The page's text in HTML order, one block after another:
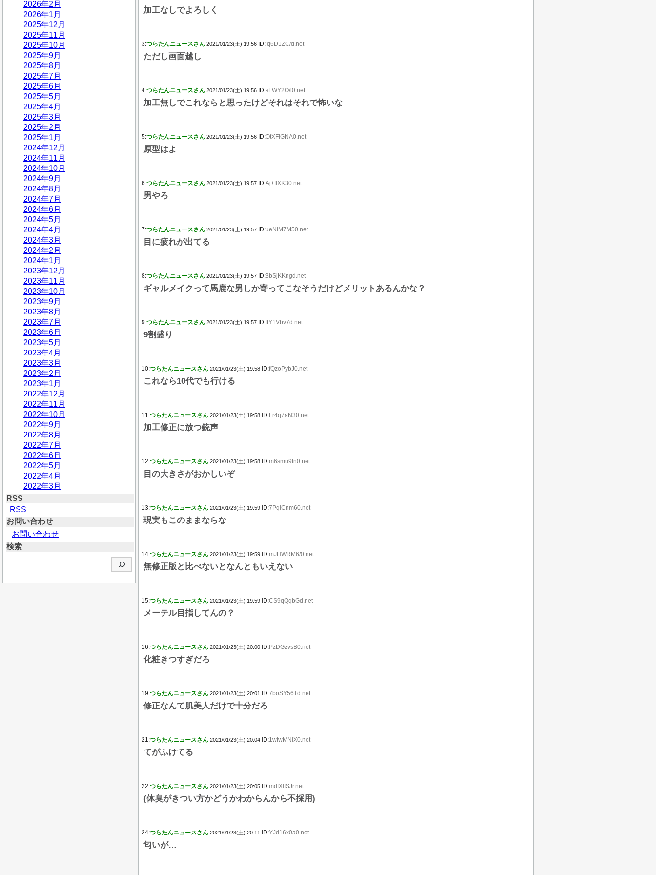
2026年2月
2026年1月
2025年12月
2025年11月
2025年10月
2025年9月
2025年8月
2025年7月
2025年6月
2025年5月
2025年4月
2025年3月
2025年2月
2025年1月
2024年12月
2024年11月
2024年10月
2024年9月
2024年8月
2024年7月
2024年6月
2024年5月
2024年4月
2024年3月
2024年2月
2024年1月
2023年12月
2023年11月
2023年10月
2023年9月
2023年8月
2023年7月
2023年6月
2023年5月
2023年4月
2023年3月
2023年2月
2023年1月
2022年12月
2022年11月
2022年10月
2022年9月
2022年8月
2022年7月
2022年6月
2022年5月
2022年4月
2022年3月
RSS
RSS
お問い合わせ
お問い合わせ
検索
加工なしでよろしく
3:つらたんニュースさん 2021/01/23(土) 19:56 ID:iq6D1ZC/d.net
ただし画面越し
4:つらたんニュースさん 2021/01/23(土) 19:56 ID:sFWY2O/l0.net
加工無しでこれならと思ったけどそれはそれで怖いな
5:つらたんニュースさん 2021/01/23(土) 19:56 ID:OtXFlGNA0.net
原型はよ
6:つらたんニュースさん 2021/01/23(土) 19:57 ID:Aj+flXK30.net
男やろ
7:つらたんニュースさん 2021/01/23(土) 19:57 ID:ueNIM7M50.net
目に疲れが出てる
8:つらたんニュースさん 2021/01/23(土) 19:57 ID:3bSjKKngd.net
ギャルメイクって馬鹿な男しか寄ってこなそうだけどメリットあるんかな？
9:つらたんニュースさん 2021/01/23(土) 19:57 ID:ftY1Vbv7d.net
9割盛り
10:つらたんニュースさん 2021/01/23(土) 19:58 ID:fQzoPybJ0.net
これなら10代でも行ける
11:つらたんニュースさん 2021/01/23(土) 19:58 ID:Fr4q7aN30.net
加工修正に放つ銃声
12:つらたんニュースさん 2021/01/23(土) 19:58 ID:m6smu9fn0.net
目の大きさがおかしいぞ
13:つらたんニュースさん 2021/01/23(土) 19:59 ID:7PqiCnm60.net
現実もこのままならな
14:つらたんニュースさん 2021/01/23(土) 19:59 ID:mJHWRM6/0.net
無修正版と比べないとなんともいえない
15:つらたんニュースさん 2021/01/23(土) 19:59 ID:CS9qQqbGd.net
メーテル目指してんの？
16:つらたんニュースさん 2021/01/23(土) 20:00 ID:PzDGzvsB0.net
化粧きつすぎだろ
19:つらたんニュースさん 2021/01/23(土) 20:01 ID:7boSY56Td.net
修正なんて肌美人だけで十分だろ
21:つらたんニュースさん 2021/01/23(土) 20:04 ID:1wIwMNiX0.net
てがふけてる
22:つらたんニュースさん 2021/01/23(土) 20:05 ID:mdfXlISJr.net
(体臭がきつい方かどうかわからんから不採用)
24:つらたんニュースさん 2021/01/23(土) 20:11 ID:YJd16x0a0.net
匂いが…